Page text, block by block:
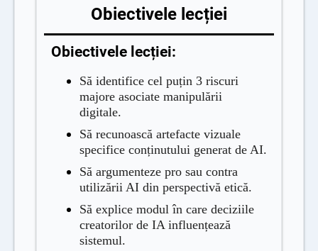
Obiectivele lecției
Obiectivele lecției:
Să identifice cel puțin 3 riscuri
majore asociate manipulării
digitale.
Să recunoască artefacte vizuale
specifice conținutului generat de AI.
Să argumenteze pro sau contra
utilizării AI din perspectivă etică.
Să explice modul în care deciziile
creatorilor de IA influențează
sistemul.